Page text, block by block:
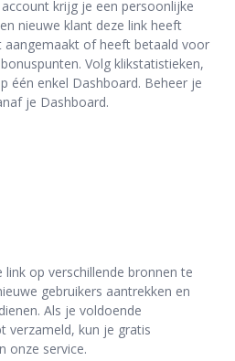
krijg je een persoonlijke
nieuwe klant deze link heeft
aangemaakt of heeft betaald voor
Volg klikstatistieken,
één enkel Dashboard. Beheer je
je Dashboard.
op verschillende bronnen te
gebruikers aantrekken en
Als je voldoende
verzameld, kun je gratis
onze service.